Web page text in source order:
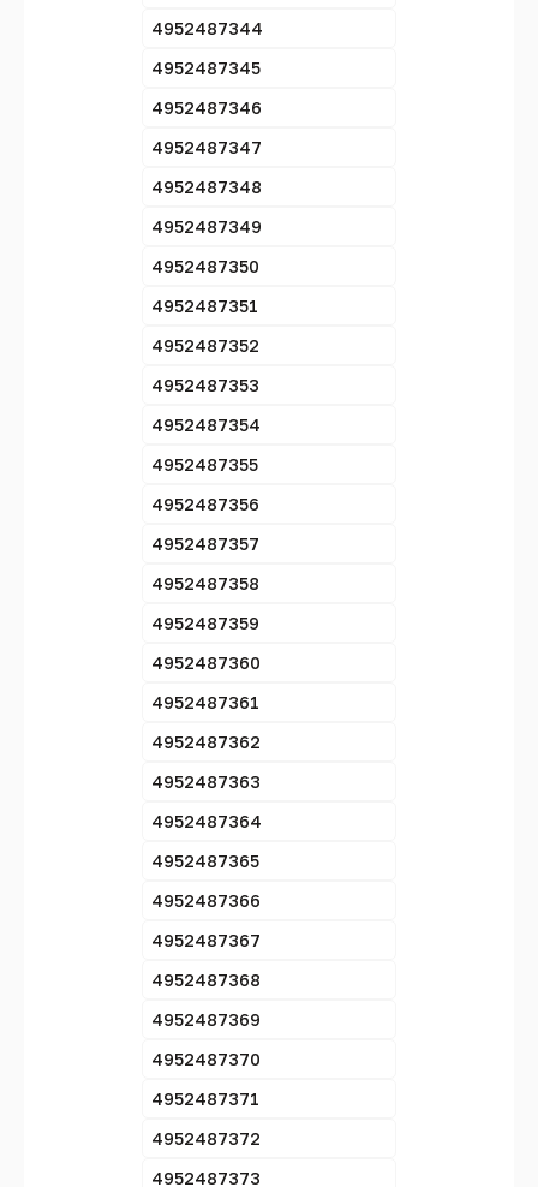
4952487344
4952487345
4952487346
4952487347
4952487348
4952487349
4952487350
4952487351
4952487352
4952487353
4952487354
4952487355
4952487356
4952487357
4952487358
4952487359
4952487360
4952487361
4952487362
4952487363
4952487364
4952487365
4952487366
4952487367
4952487368
4952487369
4952487370
4952487371
4952487372
4952487373